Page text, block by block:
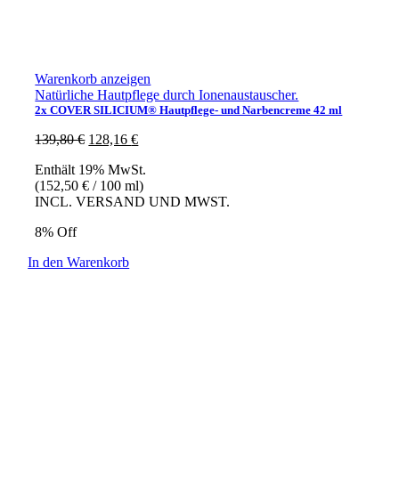
Warenkorb anzeigen
Natürliche Hautpflege durch Ionenaustauscher.
2x COVER SILICIUM® Hautpflege- und Narbencreme 42 ml
139,80€ Ursprünglicher
war:
139,80 €
128,16€Aktueller
ist:
128,16 €.
Enthält 19% MwSt.
(152,50€ / 100 ml)
INCL. VERSAND UND MWST.
8% Off
In den Warenkorb